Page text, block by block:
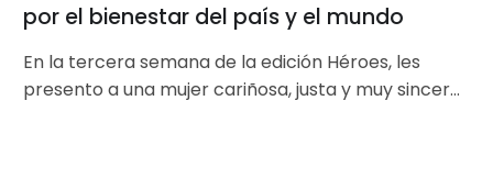
por el bienestar del país y el mundo
En la tercera semana de la edición Héroes, les
presento a una mujer cariñosa, justa y muy sincera,